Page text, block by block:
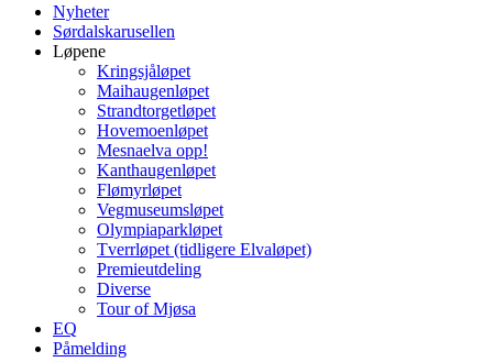
Nyheter
Sørdalskarusellen
Løpene
Kringsjåløpet
Maihaugenløpet
Strandtorgetløpet
Hovemoenløpet
Mesnaelva opp!
Kanthaugenløpet
Flømyrløpet
Vegmuseumsløpet
Olympiaparkløpet
Tverrløpet (tidligere Elvaløpet)
Premieutdeling
Diverse
Tour of Mjøsa
EQ
Påmelding